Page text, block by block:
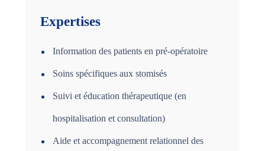
Expertises
Information des patients en pré-opératoire
Soins spécifiques aux stomisés
Suivi et éducation thérapeutique (en
hospitalisation et consultation)
Aide et accompagnement relationnel des